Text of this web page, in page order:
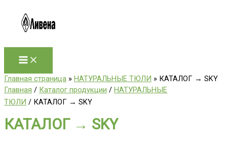
содержимому
Главная страница » НАТУРАЛЬНЫЕ ТЮЛИ » КАТАЛОГ → SKY
Главная / Каталог продукции / НАТУРАЛЬНЫЕ
ТЮЛИ / КАТАЛОГ → SKY
КАТАЛОГ → SKY